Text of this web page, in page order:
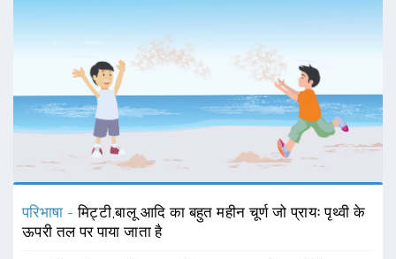
परिभाषा -मिट्टी,बालू आदि का बहुत महीन चूर्ण जो प्रायः पृथ्वी के
ऊपरी तल पर पाया जाता है